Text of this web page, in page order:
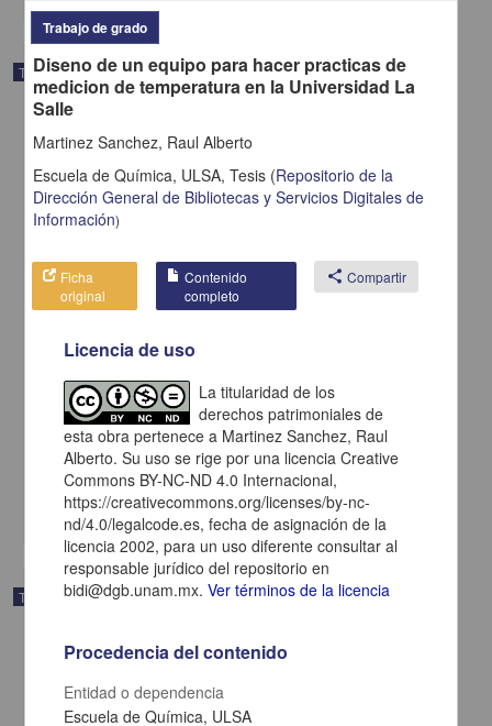
Trabajo de grado
La administración de propiedad en condominio de inmuebles para
el Distrito Federal
Barrios Fletes, Gerardo
Ciencias Sociales y Económicas
Trabajo de grado
Trabajo de grado
Diseno de un equipo para hacer practicas de
medicion de temperatura en la Universidad La
Salle
Martinez Sanchez, Raul Alberto
Escuela de Química, ULSA, Tesis (Repositorio de la
Dirección General de Bibliotecas y Servicios Digitales de
Información)
Ficha
original
Contenido
completo
share Compartir
Licencia de uso
La titularidad de los
derechos patrimoniales de
esta obra pertenece a Martinez Sanchez, Raul
Alberto. Su uso se rige por una licencia Creative
Commons BY-NC-ND 4.0 Internacional,
https://creativecommons.org/licenses/by-nc-
nd/4.0/legalcode.es, fecha de asignación de la
licencia 2002, para un uso diferente consultar al
responsable jurídico del repositorio en
bidi@dgb.unam.mx.Ver términos de la licencia
Procedencia del contenido
Entidad o dependencia
Escuela de Química, ULSA